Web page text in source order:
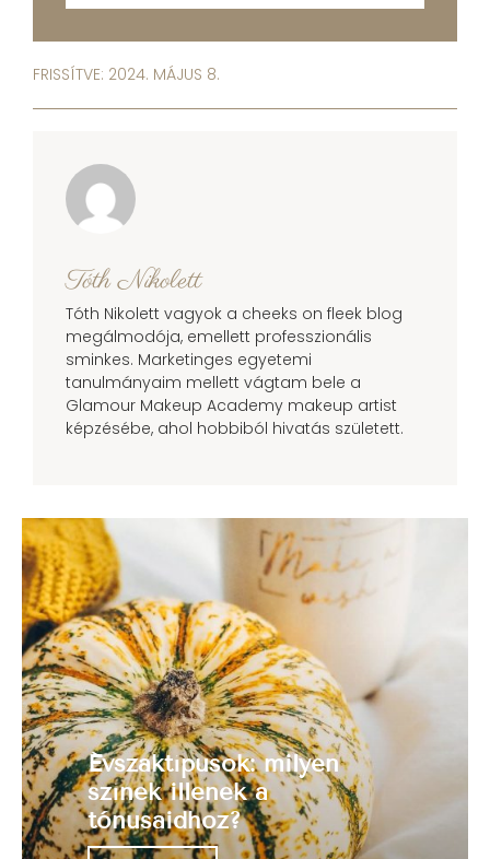
FRISSÍTVE: 2024. MÁJUS 8.
Tóth Nikolett
Tóth Nikolett vagyok a cheeks on fleek blog
megálmodója, emellett professzionális
sminkes. Marketinges egyetemi
tanulmányaim mellett vágtam bele a
Glamour Makeup Academy makeup artist
képzésébe, ahol hobbiból hivatás született.
Évszaktípusok: milyen
színek illenek a
tónusaidhoz?